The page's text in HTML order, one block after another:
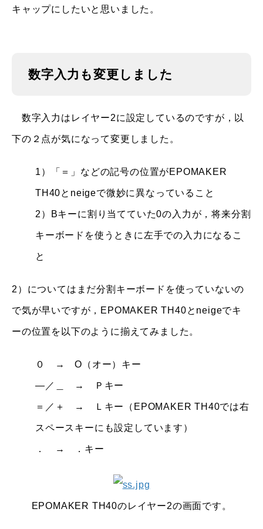
キャップにしたいと思いました。
数字入力も変更しました
数字入力はレイヤー2に設定しているのですが，以
下の２点が気になって変更しました。
1）「＝」などの記号の位置がEPOMAKER
TH40とneigeで微妙に異なっていること
2）Bキーに割り当てていた0の入力が，将来分割
キーボードを使うときに左手での入力になるこ
と
2）についてはまだ分割キーボードを使っていないの
で気が早いですが，EPOMAKER TH40とneigeでキ
ーの位置を以下のように揃えてみました。
０ → O（オー）キー
―／＿ → Ｐキー
＝／＋ → Ｌキー（EPOMAKER TH40では右
スペースキーにも設定しています）
． → ．キー
EPOMAKER TH40のレイヤー2の画面です。